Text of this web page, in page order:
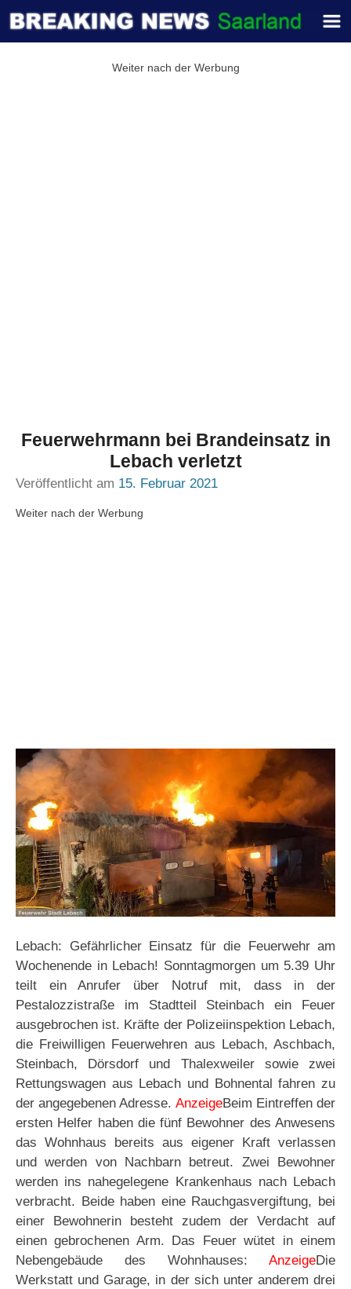
Weiter nach der Werbung
Feuerwehrmann bei Brandeinsatz in
Lebach verletzt
Veröffentlicht am 15. Februar 2021
Weiter nach der Werbung
Lebach: Gefährlicher Einsatz für die Feuerwehr am
Wochenende in Lebach! Sonntagmorgen um 5.39 Uhr
teilt ein Anrufer über Notruf mit, dass in der
Pestalozzistraße im Stadtteil Steinbach ein Feuer
ausgebrochen ist. Kräfte der Polizeiinspektion Lebach,
die Freiwilligen Feuerwehren aus Lebach, Aschbach,
Steinbach, Dörsdorf und Thalexweiler sowie zwei
Rettungswagen aus Lebach und Bohnental fahren zu
der angegebenen Adresse. AnzeigeBeim Eintreffen der
ersten Helfer haben die fünf Bewohner des Anwesens
das Wohnhaus bereits aus eigener Kraft verlassen
und werden von Nachbarn betreut. Zwei Bewohner
werden ins nahegelegene Krankenhaus nach Lebach
verbracht. Beide haben eine Rauchgasvergiftung, bei
einer Bewohnerin besteht zudem der Verdacht auf
einen gebrochenen Arm. Das Feuer wütet in einem
Nebengebäude des Wohnhauses: AnzeigeDie
Werkstatt und Garage, in der sich unter anderem drei